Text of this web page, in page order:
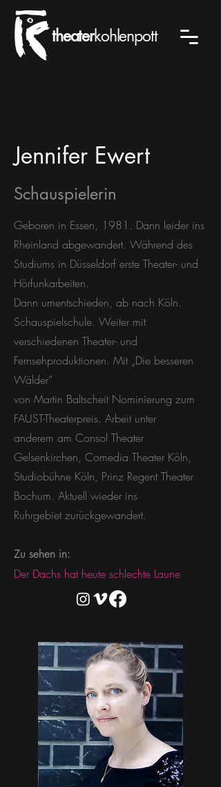
theaterkohlenpott
Jennifer Ewert
Schauspielerin
Geboren in Essen, 1981. Dann leider ins
Rheinland abgewandert. Während des
Studiums in Düsseldorf erste Theater- und
Hörfunkarbeiten.
Dann umentschieden, ab nach Köln.
Schauspielschule. Weiter mit
verschiedenen Theater- und
Fernsehproduktionen. Mit „Die besseren
Wälder“
von Martin Baltscheit Nominierung zum
FAUST-Theaterpreis. Arbeit unter
anderem am Consol Theater
Gelsenkirchen, Comedia Theater Köln,
Studiobühne Köln, Prinz Regent Theater
Bochum. Aktuell wieder ins
Ruhrgebiet zurückgewandert.
Zu sehen in:
Der Dachs hat heute schlechte Laune